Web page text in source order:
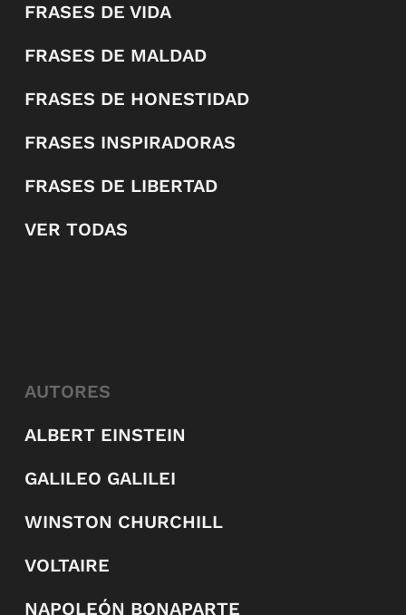
FRASES DE VIDA
FRASES DE MALDAD
FRASES DE HONESTIDAD
FRASES INSPIRADORAS
FRASES DE LIBERTAD
VER TODAS
AUTORES
ALBERT EINSTEIN
GALILEO GALILEI
WINSTON CHURCHILL
VOLTAIRE
NAPOLEÓN BONAPARTE